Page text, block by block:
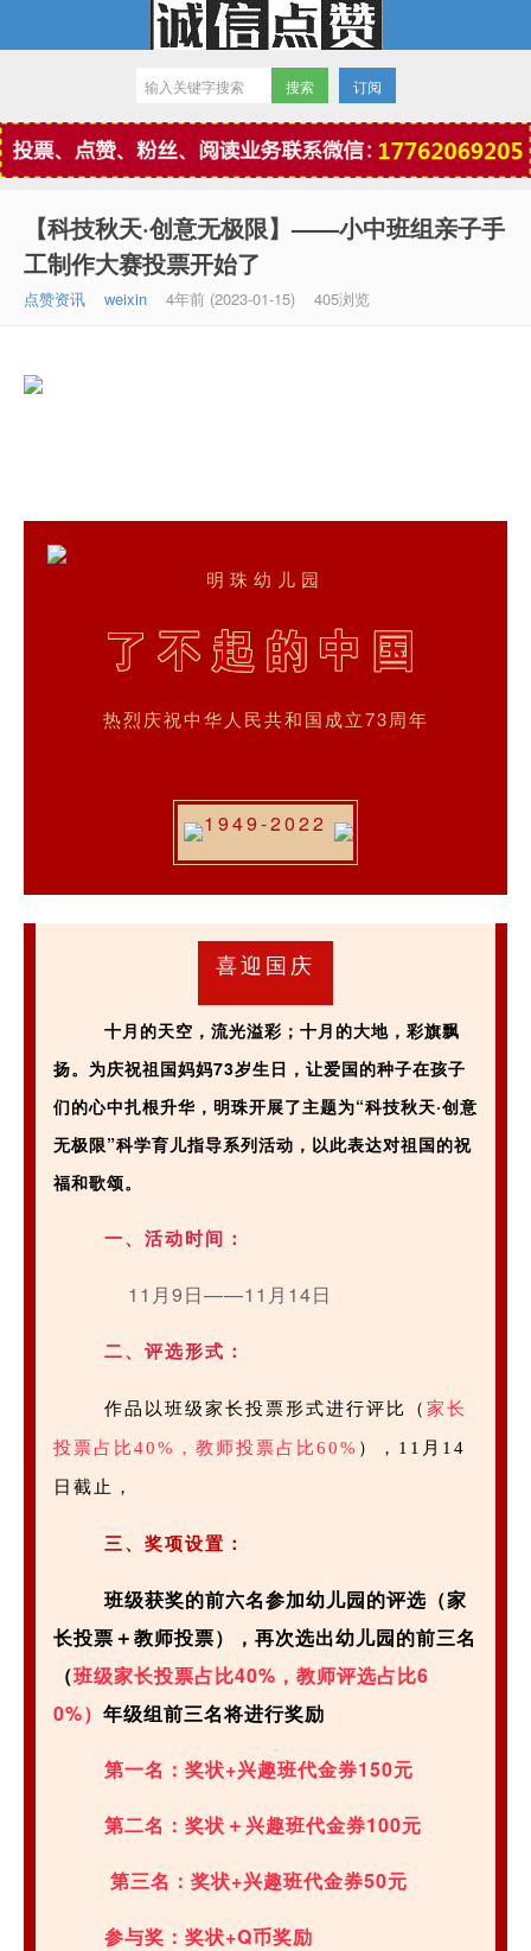
微信点赞
订阅
【科技秋天·创意无极限】——小中班组亲子手
工制作大赛投票开始了
点赞资讯 weixin 4年前 (2023-01-15) 405浏览
明珠幼儿园
了不起的中国
热烈庆祝中华人民共和国成立73周年
1949-2022
喜迎国庆
十月的天空，流光溢彩；十月的大地，彩旗飘
扬。为庆祝祖国妈妈73岁生日，让爱国的种子在孩子
们的心中扎根升华，明珠开展了主题为“科技秋天·创意
无极限”科学育儿指导系列活动，以此表达对祖国的祝
福和歌颂。
一、活动时间：
11月9日——11月14日
二、评选形式：
作品以班级家长投票形式进行评比（ 家长
投票占比40%，教师投票占比60% ），11月14
日截止，
三、奖项设置：
班级获奖的前六名参加幼儿园的评选（家
长投票＋教师投票），再次选出幼儿园的前三名
（班级家长投票占比40%，教师评选占比6
0%） 年级组前三名将进行奖励
第一名：奖状+兴趣班代金券150元
第二名：奖状＋兴趣班代金券100元
第三名：奖状+兴趣班代金券50元
参与奖： 奖状+Q币奖励